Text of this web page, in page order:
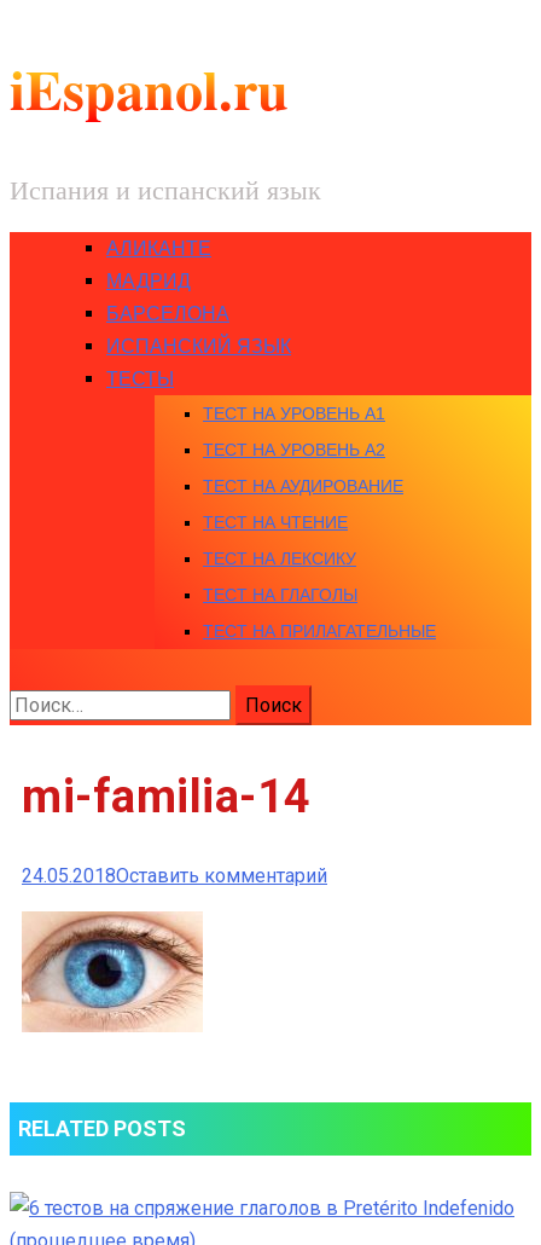
iEspanol.ru
Испания и испанский язык
АЛИКАНТЕ
МАДРИД
БАРСЕЛОНА
ИСПАНСКИЙ ЯЗЫК
ТЕСТЫ
ТЕСТ НА УРОВЕНЬ A1
ТЕСТ НА УРОВЕНЬ A2
ТЕСТ НА АУДИРОВАНИЕ
ТЕСТ НА ЧТЕНИЕ
ТЕСТ НА ЛЕКСИКУ
ТЕСТ НА ГЛАГОЛЫ
ТЕСТ НА ПРИЛАГАТЕЛЬНЫЕ
Найти:
mi-familia-14
24.05.2018Оставить комментарийк
RELATED POSTS